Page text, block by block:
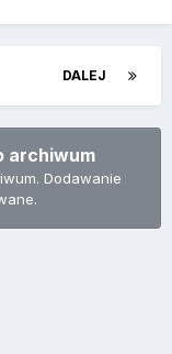
DALEJ
archiwum
Dodawanie